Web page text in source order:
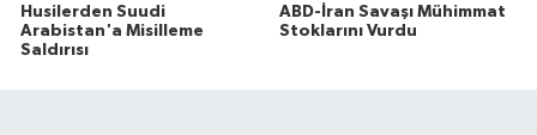
Husilerden Suudi
Arabistan'a Misilleme
Saldırısı
ABD-İran Savaşı Mühimmat
Stoklarını Vurdu